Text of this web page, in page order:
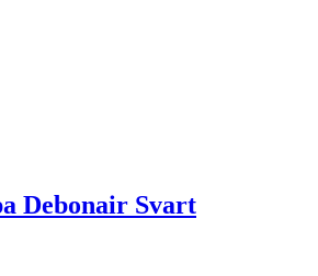
Debonair Svart